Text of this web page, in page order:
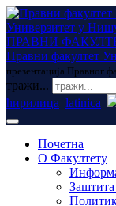
Универзитет у
ПРАВНИ
Правни факултет
презентација Правног
тражи...
ћирилица latinica
Почетна
О Факултету